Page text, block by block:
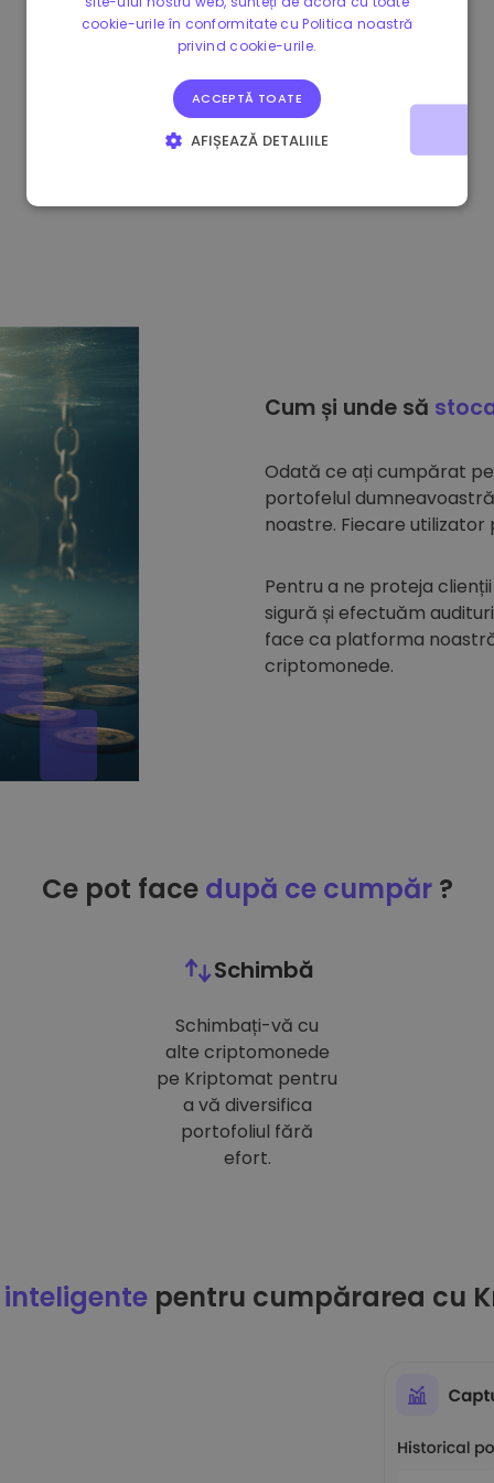
Cum și unde să
Odată ce ați cumpărat pe
portofelul
noastre. Fiecare
Pentru a ne proteja
sigură și efectuăm
face ca platforma
criptomonede.
Ce pot face după ce cumpăr?
Schimbă
Schimbați-vă cu
alte criptomonede
pe Kriptomat pentru
a vă diversifica
portofoliul fără
efort.
pentru cumpărarea cu
cookie-urile în conformitate cu Politica noastră
privind cookie-urile.
ACCEPTĂ TOATE
AFIȘEAZĂ DETALIILE